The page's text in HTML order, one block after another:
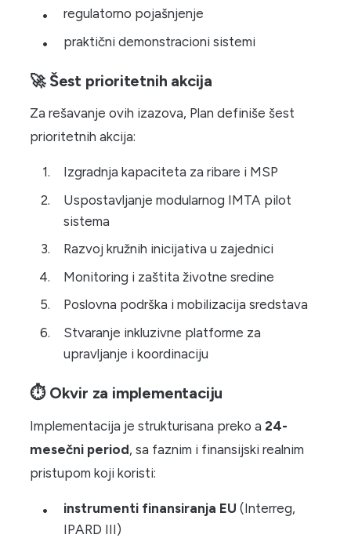
regulatorno pojašnjenje
praktični demonstracioni sistemi
🚀 Šest prioritetnih akcija
Za rešavanje ovih izazova, Plan definiše šest
prioritetnih akcija:
Izgradnja kapaciteta za ribare i MSP
Uspostavljanje modularnog IMTA pilot
sistema
Razvoj kružnih inicijativa u zajednici
Monitoring i zaštita životne sredine
Poslovna podrška i mobilizacija sredstava
Stvaranje inkluzivne platforme za
upravljanje i koordinaciju
⏱ Okvir za implementaciju
Implementacija je strukturisana preko a24-
mesečni period, sa faznim i finansijski realnim
pristupom koji koristi:
instrumenti finansiranja EU (Interreg,
IPARD III)